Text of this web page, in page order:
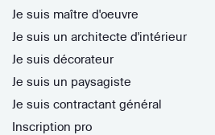
Je suis maître d'oeuvre
Je suis un architecte d'intérieur
Je suis décorateur
Je suis un paysagiste
Je suis contractant général
Inscription pro